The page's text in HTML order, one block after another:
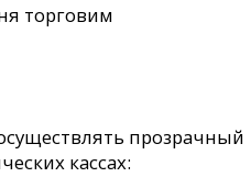
торговим
прозрачный
кассах: